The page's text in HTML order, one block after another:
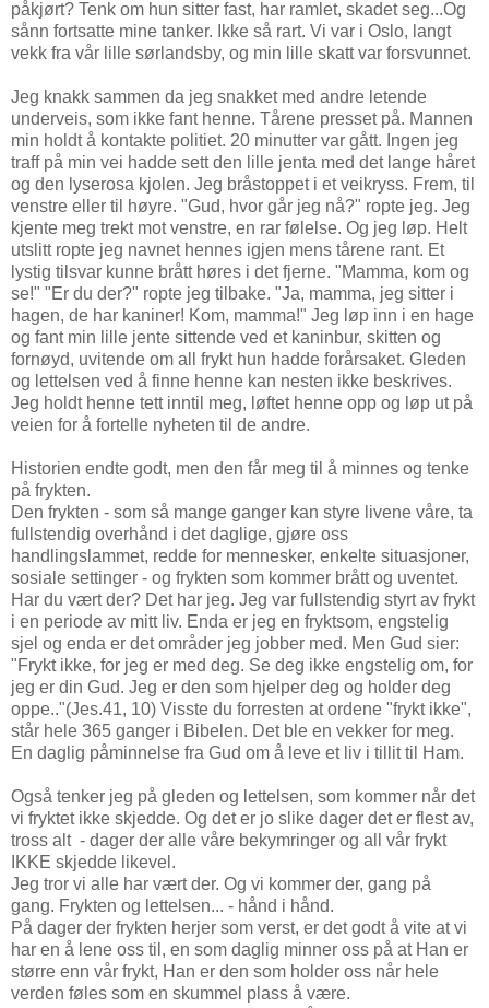
påkjørt? Tenk om hun sitter fast, har ramlet, skadet seg...Og
sånn fortsatte mine tanker. Ikke så rart. Vi var i Oslo, langt
vekk fra vår lille sørlandsby, og min lille skatt var forsvunnet.
Jeg knakk sammen da jeg snakket med andre letende
underveis, som ikke fant henne. Tårene presset på. Mannen
min holdt å kontakte politiet. 20 minutter var gått. Ingen jeg
traff på min vei hadde sett den lille jenta med det lange håret
og den lyserosa kjolen. Jeg bråstoppet i et veikryss. Frem, til
venstre eller til høyre. "Gud, hvor går jeg nå?" ropte jeg. Jeg
kjente meg trekt mot venstre, en rar følelse. Og jeg løp. Helt
utslitt ropte jeg navnet hennes igjen mens tårene rant. Et
lystig tilsvar kunne brått høres i det fjerne. "Mamma, kom og
se!" "Er du der?" ropte jeg tilbake. "Ja, mamma, jeg sitter i
hagen, de har kaniner! Kom, mamma!" Jeg løp inn i en hage
og fant min lille jente sittende ved et kaninbur, skitten og
fornøyd, uvitende om all frykt hun hadde forårsaket. Gleden
og lettelsen ved å finne henne kan nesten ikke beskrives.
Jeg holdt henne tett inntil meg, løftet henne opp og løp ut på
veien for å fortelle nyheten til de andre.
Historien endte godt, men den får meg til å minnes og tenke
på frykten.
Den frykten - som så mange ganger kan styre livene våre, ta
fullstendig overhånd i det daglige, gjøre oss
handlingslammet, redde for mennesker, enkelte situasjoner,
sosiale settinger - og frykten som kommer brått og uventet.
Har du vært der? Det har jeg. Jeg var fullstendig styrt av frykt
i en periode av mitt liv. Enda er jeg en fryktsom, engstelig
sjel og enda er det områder jeg jobber med. Men Gud sier:
"Frykt ikke, for jeg er med deg. Se deg ikke engstelig om, for
jeg er din Gud. Jeg er den som hjelper deg og holder deg
oppe.."(Jes.41, 10) Visste du forresten at ordene "frykt ikke",
står hele 365 ganger i Bibelen. Det ble en vekker for meg.
En daglig påminnelse fra Gud om å leve et liv i tillit til Ham.
Også tenker jeg på gleden og lettelsen, som kommer når det
vi fryktet ikke skjedde. Og det er jo slike dager det er flest av,
tross alt - dager der alle våre bekymringer og all vår frykt
IKKE skjedde likevel.
Jeg tror vi alle har vært der. Og vi kommer der, gang på
gang. Frykten og lettelsen... - hånd i hånd.
På dager der frykten herjer som verst, er det godt å vite at vi
har en å lene oss til, en som daglig minner oss på at Han er
større enn vår frykt, Han er den som holder oss når hele
verden føles som en skummel plass å være.